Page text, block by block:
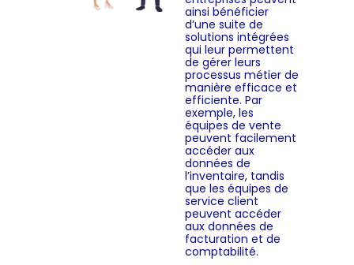
ainsi bénéficier
d’une suite de
solutions intégrées
qui leur permettent
de gérer leurs
processus métier de
manière efficace et
efficiente. Par
exemple, les
équipes de vente
peuvent facilement
accéder aux
données de
l’inventaire, tandis
que les équipes de
service client
peuvent accéder
aux données de
facturation et de
comptabilité.